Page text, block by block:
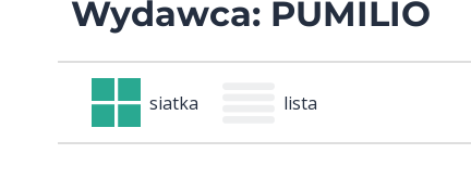
Wydawca: PUMILIO
siatka lista